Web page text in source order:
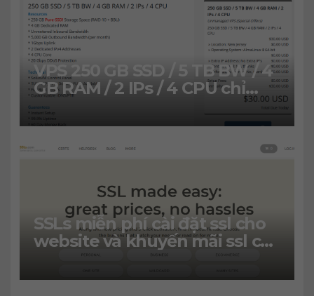
VPS 250 GB SSD / 5 TB BW / 4
GB RAM / 2 IPs / 4 CPU chỉ
30$/năm
SSLs miễn phí cài đặt ssl cho
website và khuyến mãi ssl chỉ